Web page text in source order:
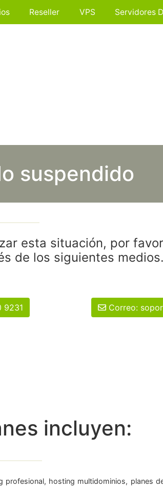
Reseller VPS Servidores
suspendido
esta situación, por
de los siguientes medios.
9231 Correo:
incluyen:
hosting multidominios, planes